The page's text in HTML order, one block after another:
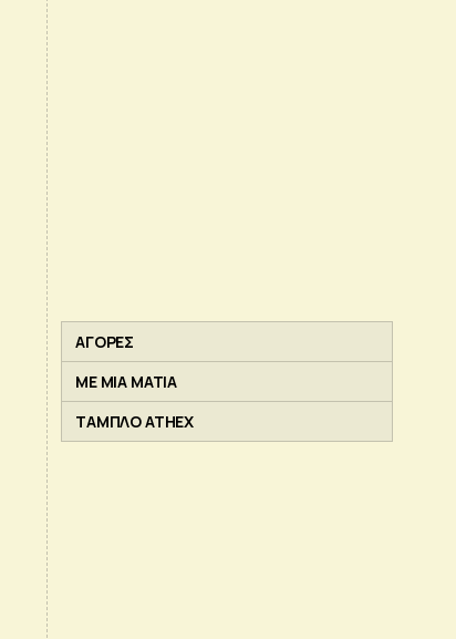
ΑΓΟΡΕΣ
ΜΕ ΜΙΑ ΜΑΤΙΑ
ΤΑΜΠΛΟ ATHEX